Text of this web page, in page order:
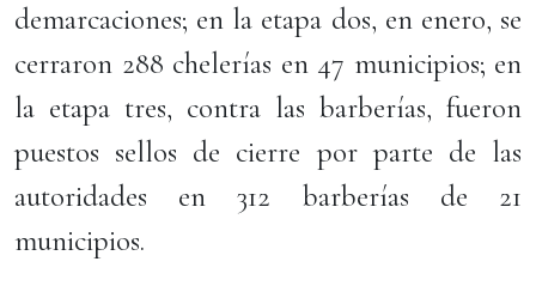
demarcaciones; en la etapa dos, en enero, se
cerraron 288 chelerías en 47 municipios; en
la etapa tres, contra las barberías, fueron
puestos sellos de cierre por parte de las
autoridades en 312 barberías de 21
municipios.